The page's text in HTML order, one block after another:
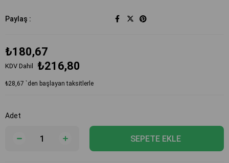
Paylaş :
₺180,67
KDV Dahil ₺216,80
₺28,67 `den başlayan taksitlerle
Adet